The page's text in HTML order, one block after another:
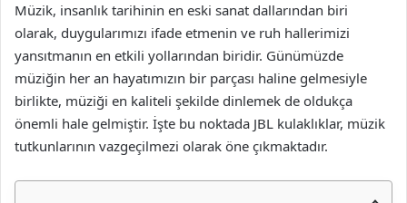
Müzik, insanlık tarihinin en eski sanat dallarından biri
olarak, duygularımızı ifade etmenin ve ruh hallerimizi
yansıtmanın en etkili yollarından biridir. Günümüzde
müziğin her an hayatımızın bir parçası haline gelmesiyle
birlikte, müziği en kaliteli şekilde dinlemek de oldukça
önemli hale gelmiştir. İşte bu noktada JBL kulaklıklar, müzik
tutkunlarının vazgeçilmezi olarak öne çıkmaktadır.